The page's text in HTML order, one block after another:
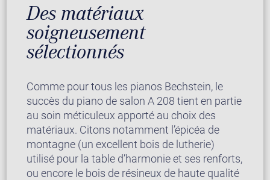
Des matériaux
soigneusement
sélectionnés
Comme pour tous les pianos Bechstein, le
succès du piano de salon A 208 tient en partie
au soin méticuleux apporté au choix des
matériaux. Citons notamment l’épicéa de
montagne (un excellent bois de lutherie)
utilisé pour la table d’harmonie et ses renforts,
ou encore le bois de résineux de haute qualité